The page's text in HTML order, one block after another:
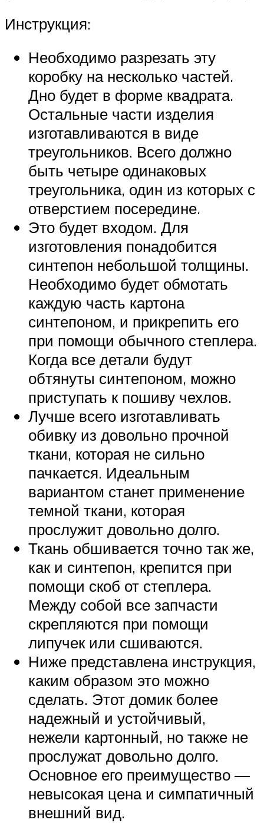
Инструкция:
Необходимо разрезать эту
коробку на несколько частей.
Дно будет в форме квадрата.
Остальные части изделия
изготавливаются в виде
треугольников. Всего должно
быть четыре одинаковых
треугольника, один из которых с
отверстием посередине.
Это будет входом. Для
изготовления понадобится
синтепон небольшой толщины.
Необходимо будет обмотать
каждую часть картона
синтепоном, и прикрепить его
при помощи обычного степлера.
Когда все детали будут
обтянуты синтепоном, можно
приступать к пошиву чехлов.
Лучше всего изготавливать
обивку из довольно прочной
ткани, которая не сильно
пачкается. Идеальным
вариантом станет применение
темной ткани, которая
прослужит довольно долго.
Ткань обшивается точно так же,
как и синтепон, крепится при
помощи скоб от степлера.
Между собой все запчасти
скрепляются при помощи
липучек или сшиваются.
Ниже представлена инструкция,
каким образом это можно
сделать. Этот домик более
надежный и устойчивый,
нежели картонный, но также не
прослужат довольно долго.
Основное его преимущество —
невысокая цена и симпатичный
внешний вид.